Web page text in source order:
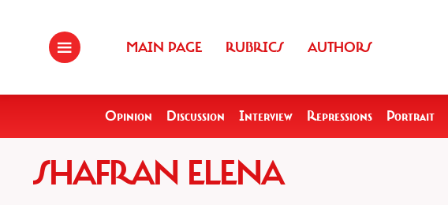
MAIN PAGE RUBRICS AUTHORS
Opinion Discussion Interview Repressions Portrait
SHAFRAN ELENA